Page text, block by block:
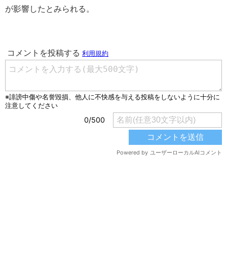
が影響したとみられる。